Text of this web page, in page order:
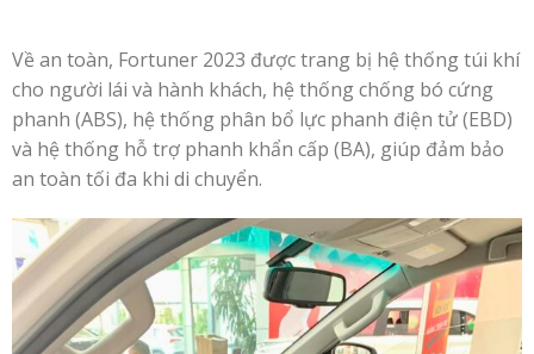
Về an toàn, Fortuner 2023 được trang bị hệ thống túi khí
cho người lái và hành khách, hệ thống chống bó cứng
phanh (ABS), hệ thống phân bổ lực phanh điện tử (EBD)
và hệ thống hỗ trợ phanh khẩn cấp (BA), giúp đảm bảo
an toàn tối đa khi di chuyển.